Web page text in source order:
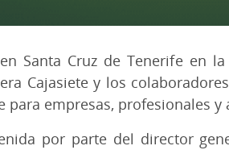
Santa Cruz de Tenerife en
Cajasiete y los
empresas, profesionales y
por parte del director